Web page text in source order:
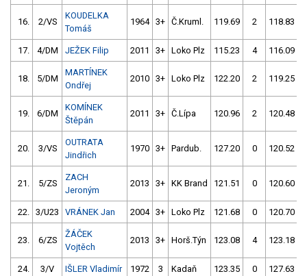
16. 2/VS
KOUDELKA
Tomáš
1964 3+ Č.Kruml. 119.69 2 118.83
17. 4/DM JEŽEK Filip 2011 3+ Loko Plz 115.23 4 116.09
18. 5/DM
MARTÍNEK
Ondřej
2010 3+ Loko Plz 122.20 2 119.25
19. 6/DM
KOMÍNEK
Štěpán
2011 3+ Č.Lípa 120.96 2 120.48
20. 3/VS
OUTRATA
Jindřich
1970 3+ Pardub. 127.20 0 120.52
21. 5/ZS
ZACH
Jeroným
2013 3+ KK Brand 121.51 0 120.60
22. 3/U23 VRÁNEK Jan 2004 3+ Loko Plz 121.68 0 120.70
23. 6/ZS
ŽÁČEK
Vojtěch
2013 3+ Horš.Týn 123.08 4 123.18
24. 3/V IŠLER Vladimír 1972 3 Kadaň 123.35 0 127.63